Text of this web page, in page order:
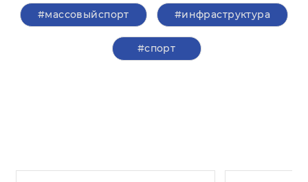
#массовыйспорт #инфраструктура
#спорт